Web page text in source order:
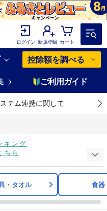
ログイン 新規登録 カート
控除額を調べる
ご利用ガイド
テム連携に関して
キング
ちら
・タオル 食器